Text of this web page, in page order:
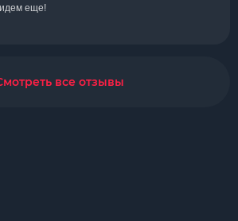
еще!
все отзывы